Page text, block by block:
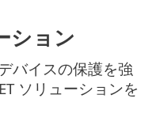
ション
バイスの保護を強
ソリューションを